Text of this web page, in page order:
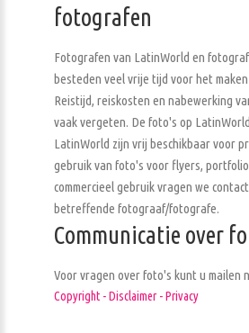
fotografen
Fotografen van LatinWorld en
besteden veel vrije tijd voor het
Reistijd, reiskosten en nabewerking
vaak vergeten. De foto's op
LatinWorld zijn vrij beschikbaar voor
gebruik van foto's voor flyers,
commercieel gebruik vragen we
betreffende fotograaf/fotografe.
Communicatie over
Voor vragen over foto's kunt u mailen
Copyright - Disclaimer - Privacy